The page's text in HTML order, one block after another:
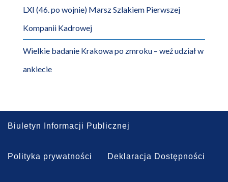
LXI (46. po wojnie) Marsz Szlakiem Pierwszej
Kompanii Kadrowej
Wielkie badanie Krakowa po zmroku – weź udział w
ankiecie
Biuletyn Informacji Publicznej
Polityka prywatności Deklaracja Dostępności